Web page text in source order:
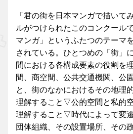
「君の街を日本マンガで描いて
ルがつけられたこのコンクール
マンガ」というふたつのテーマ
されている。ひとつめの「街」
間における各構成要素の役割を
間、商空間、公共交通機関、公
と、街のなかにおけるその地理
理解すること▽公的空間と私的
理解すること▽時代によって変
団体組織、その設置場所、その